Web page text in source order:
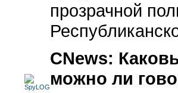
прозрачной
СNews:
можно ли